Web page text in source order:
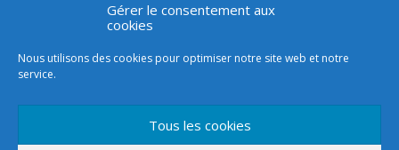
Gérer le consentement aux
cookies
Nous utilisons des cookies pour optimiser notre site web et notre
service.
Tous les cookies